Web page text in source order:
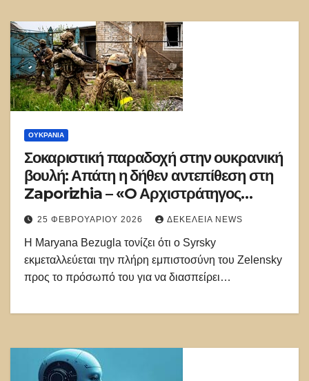
ΟΥΚΡΑΝΊΑ
Σοκαριστική παραδοχή στην ουκρανική
βουλή: Απάτη η δήθεν αντεπίθεση στη
Zaporizhia – «O Αρχιστράτηγος
Syrsky ψεύδεται»
25 ΦΕΒΡΟΥΑΡΊΟΥ 2026 ΔΕΚΈΛΕΙΑ NEWS
Η Maryana Bezugla τονίζει ότι ο Syrsky
εκμεταλλεύεται την πλήρη εμπιστοσύνη του Zelensky
προς το πρόσωπό του για να διασπείρει…